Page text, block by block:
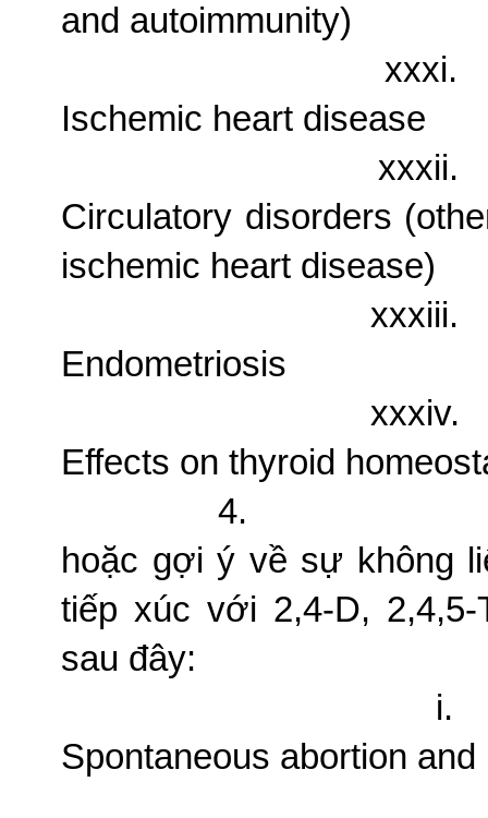
and autoimmunity)
xxxi.
Ischemic heart disease
xxxii.
Circulatory disorders
ischemic heart disease)
xxxiii.
Endometriosis
xxxiv.
Effects on thyroid
4.
hoặc gợi ý về sự không
tiếp xúc với 2,4-D,
sau đây:
i.
Spontaneous abortion